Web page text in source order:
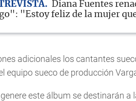
Diana Fuentes
"Estoy feliz de la mujer
adicionales los cantantes
equipo sueco de producción
este álbum se destinarán a